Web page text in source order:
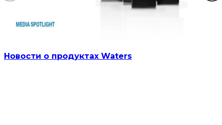
Новости о продуктах Waters